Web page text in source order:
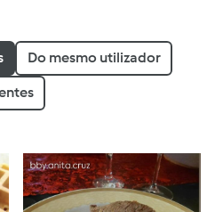
Do mesmo utilizador